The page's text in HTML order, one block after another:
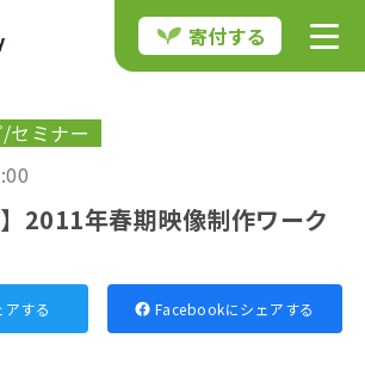
寄付する
セミナー
】2011年春期映像制作ワーク
する Facebookにシェアする